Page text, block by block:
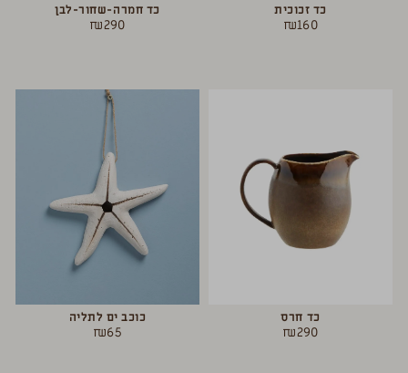
כד זכוכית
₪160
כד חמרה-שחור-לבן
₪290
כד חרס
₪290
כוכב ים לתליה
₪65